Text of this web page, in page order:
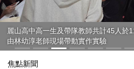
麗山高中高一生及帶隊教師共計45人於
由林幼淳老師現場帶動實作實驗
海洋系師長獎學金」114學年度得獎同
蓉、黃郁芳及蔡紘恩三位同學!
焦點新聞